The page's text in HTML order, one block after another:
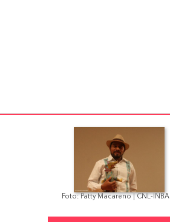
Foto: Patty Macareno | CNL-INBA